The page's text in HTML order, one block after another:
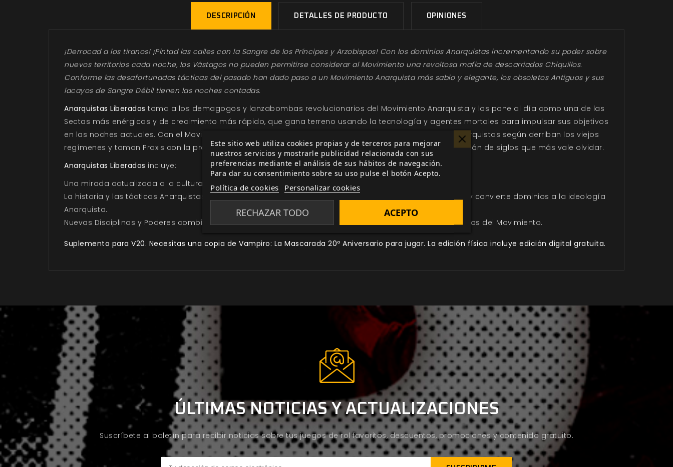
DESCRIPCIÓN DETALLES DE PRODUCTO OPINIONES
¡Derrocad a los tiranos! ¡Pintad las calles con la Sangre de los Príncipes y Arzobispos! Con los dominios Anarquistas incrementando su poder sobre
nuevos territorios cada noche, los Vástagos no pueden permitirse considerar al Movimiento una revoltosa mafia de descarriados Chiquillos.
Conforme las desafortunadas tácticas del pasado han dado paso a un Movimiento Anarquista más sabio y elegante, los obsoletos Antiguos y sus
lacayos de Sangre Débil tienen las noches contadas.
Anarquistas Liberados toma a los demagogos y lanzabombas revolucionarios del Movimiento Anarquista y los pone al día como una de las
Sectas más enérgicas y de crecimiento más rápido, que gana terreno usando la tecnología y agentes mortales para impulsar sus objetivos
en las noches actuales. Con el Movimiento revitalizado, es el momento de contar las historias de los Anarquistas según derriban los viejos
regímenes y toman Praxis con la promesa de establecer gobiernos igualitarios y terminar con una opresión de siglos que más vale olvidar.
Anarquistas Liberados incluye:
Una mirada actualizada a la cultura Anarquista, la cual se ha desarrollado durante la era de Internet.
La historia y las tácticas Anarquistas que revelan cómo el Movimiento destroza la Praxis de otras Sectas y convierte dominios a la ideología
Anarquista.
Nuevas Disciplinas y Poderes combinados, los cuales se propagan con rapidez entre los dispares dominios del Movimiento.
Suplemento para V20. Necesitas una copia de Vampiro: La Mascarada 20º Aniversario para jugar. La edición física incluye edición digital gratuita.
ÚLTIMAS NOTICIAS Y ACTUALIZACIONES
Suscríbete al boletín para recibir noticias sobre tus juegos de rol favoritos, descuentos, promociones y contenido gratuito.
Este sitio web utiliza cookies propias y de terceros para mejorar
nuestros servicios y mostrarle publicidad relacionada con sus
preferencias mediante el análisis de sus hábitos de navegación.
Para dar su consentimiento sobre su uso pulse el botón Acepto.
Política de cookies Personalizar cookies
RECHAZAR TODO ACEPTO